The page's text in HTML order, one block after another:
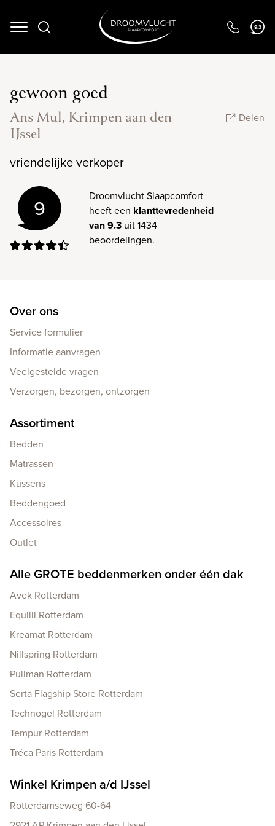
Navigation 9.3
gewoon goed
Ans Mul, Krimpen aan den
IJssel
Delen
vriendelijke verkoper
9
Droomvlucht Slaapcomfort
heeft een klanttevredenheid
van 9.3 uit 1434
beoordelingen.
Over ons
Service formulier
Informatie aanvragen
Veelgestelde vragen
Verzorgen, bezorgen, ontzorgen
Assortiment
Bedden
Matrassen
Kussens
Beddengoed
Accessoires
Outlet
Alle GROTE beddenmerken onder één dak
Avek Rotterdam
Equilli Rotterdam
Kreamat Rotterdam
Nillspring Rotterdam
Pullman Rotterdam
Serta Flagship Store Rotterdam
Technogel Rotterdam
Tempur Rotterdam
Tréca Paris Rotterdam
Winkel Krimpen a/d IJssel
Rotterdamseweg 60-64